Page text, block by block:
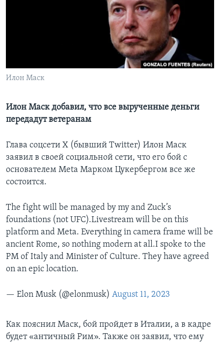
Илон Маск
Илон Маск добавил, что все вырученные деньги
передадут ветеранам
Глава соцсети X (бывший Twitter) Илон Маск
заявил в своей социальной сети, что его бой с
основателем Meta Марком Цукербергом все же
состоится.
The fight will be managed by my and Zuck’s
foundations (not UFC).Livestream will be on this
platform and Meta. Everything in camera frame will be
ancient Rome, so nothing modern at all.I spoke to the
PM of Italy and Minister of Culture. They have agreed
on an epic location.
— Elon Musk (@elonmusk) August 11, 2023
Как пояснил Маск, бой пройдет в Италии, а в кадре
будет «античный Рим». Также он заявил, что ему